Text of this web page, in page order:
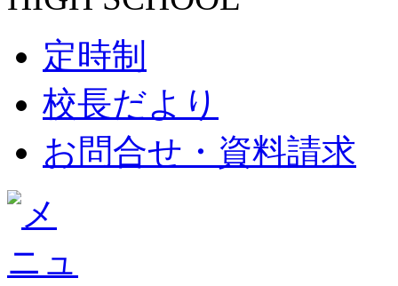
定時制
校長だより
お問合せ・資料請求